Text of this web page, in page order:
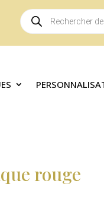
Recherche
de
produits
rouge